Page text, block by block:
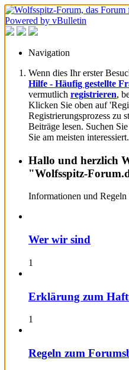
Navigation
Wenn dies Ihr erster
Hilfe - Häufig gestellte
vermutlich registrieren,
Klicken Sie oben auf
Registrierungsprozess zu
Beiträge lesen. Suchen
Sie am meisten interessiert.
Hallo und herzlich
"Wolfsspitz-
Informationen und
Wer wir sind
1
Erklärung zum
1
Regeln zum